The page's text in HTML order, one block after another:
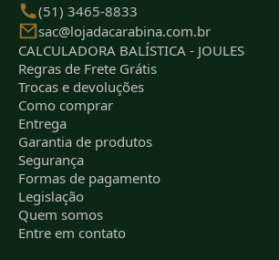
(51) 3465-8833
sac@lojadacarabina.com.br
CALCULADORA BALÍSTICA - JOULES
Regras de Frete Grátis
Trocas e devoluções
Como comprar
Entrega
Garantia de produtos
Segurança
Formas de pagamento
Legislação
Quem somos
Entre em contato